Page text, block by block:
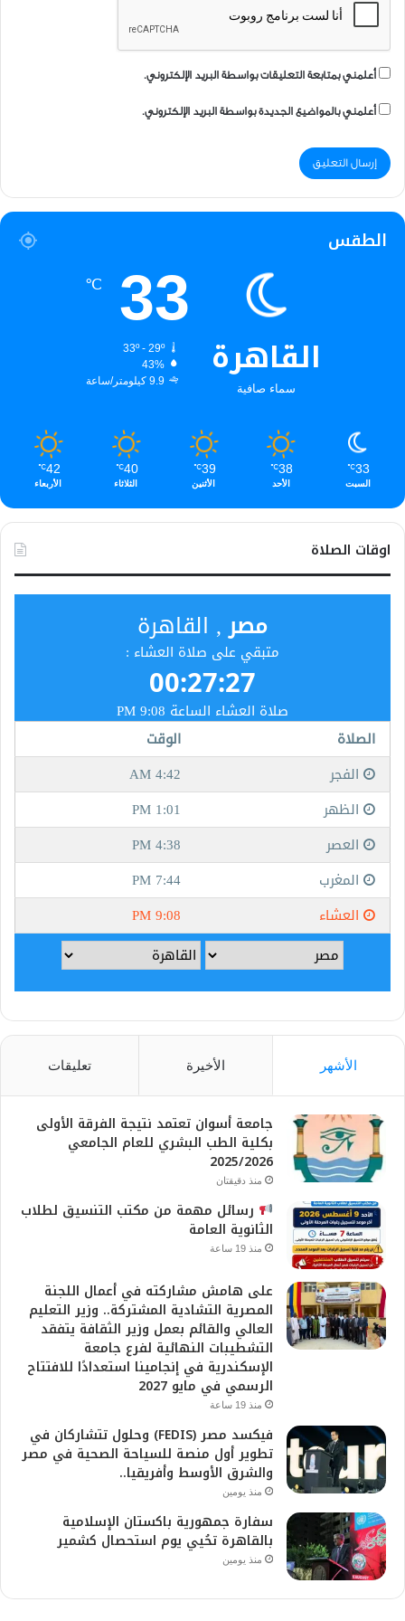
أعلمني بمتابعة التعليقات بواسطة البريد الإلكتروني.
أعلمني بالمواضيع الجديدة بواسطة البريد الإلكتروني.
الطقس
القاهرة
سماء صافية
33
℃
33º - 29º
43%
9.9 كيلومتر/ساعة
33
℃
السبت
38
℃
الأحد
39
℃
الأثنين
40
℃
الثلاثاء
42
℃
الأربعاء
اوقات الصلاة
الأشهر الأخيرة تعليقات
جامعة أسوان تعتمد نتيجة الفرقة الأولى
بكلية الطب البشري للعام الجامعي
2025/2026
منذ دقيقتان
رسائل مهمة من مكتب التنسيق لطلاب
الثانوية العامة
منذ 19 ساعة
على هامش مشاركته في أعمال اللجنة
المصرية التشادية المشتركة.. وزير التعليم
العالي والقائم بعمل وزير الثقافة يتفقد
التشطيبات النهائية لفرع جامعة
الإسكندرية في إنجامينا استعدادًا للافتتاح
الرسمي في مايو 2027
منذ 19 ساعة
فيكسد مصر (FEDIS) وحلول تتشاركان في
تطوير أول منصة للسياحة الصحية في مصر
والشرق الأوسط وأفريقيا..
منذ يومين
سفارة جمهورية باكستان الإسلامية
بالقاهرة تحُيي يوم استحصال كشمير
منذ يومين